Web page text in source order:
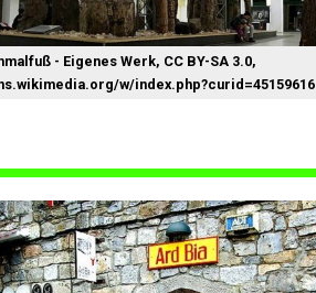
- Eigenes Werk, CC BY-SA 3.0,
w/index.php?curid=45159616